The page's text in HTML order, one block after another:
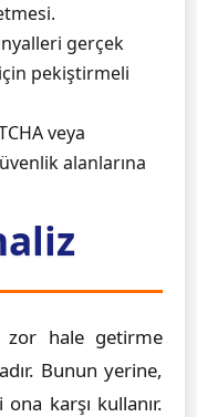
gerçek
pekiştirmeli
veya
alanlarına
zor hale getirme
Bunun yerine,
karşı kullanır.